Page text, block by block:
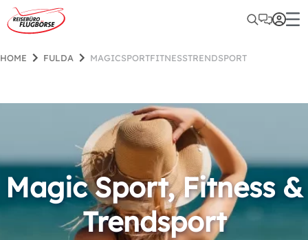
HOME FULDA MAGICSPORTFITNESSTRENDSPORT
Magic Sport, Fitness &
Trendsport